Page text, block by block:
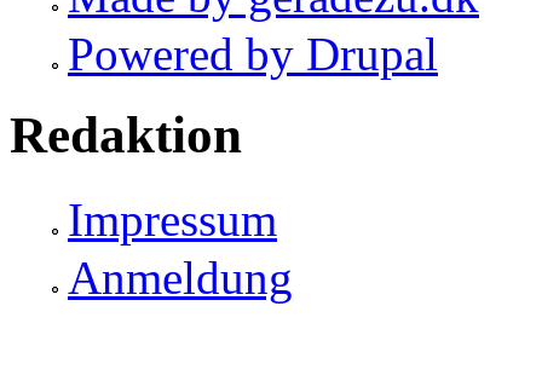
Powered by Drupal
Redaktion
Impressum
Anmeldung